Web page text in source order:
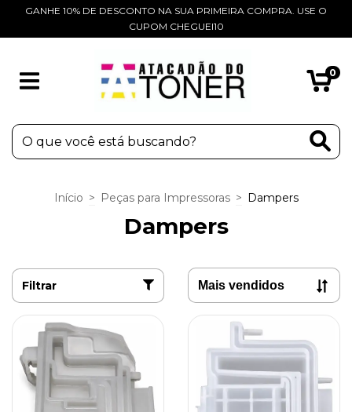
GANHE 10% DE DESCONTO NA SUA PRIMEIRA COMPRA. USE O
CUPOM CHEGUEI10
0
Início > Peças para Impressoras > Dampers
Dampers
Filtrar